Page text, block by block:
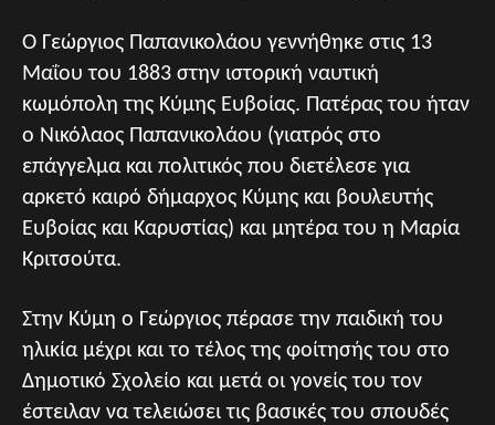
Ο Γεώργιος Παπανικολάου γεννήθηκε στις 13
Μαΐου του 1883 στην ιστορική ναυτική
κωμόπολη της Κύμης Ευβοίας. Πατέρας του ήταν
ο Νικόλαος Παπανικολάου (γιατρός στο
επάγγελμα και πολιτικός που διετέλεσε για
αρκετό καιρό δήμαρχος Κύμης και βουλευτής
Ευβοίας και Καρυστίας) και μητέρα του η Μαρία
Κριτσούτα.
Στην Κύμη ο Γεώργιος πέρασε την παιδική του
ηλικία μέχρι και το τέλος της φοίτησής του στο
Δημοτικό Σχολείο και μετά οι γονείς του τον
έστειλαν να τελειώσει τις βασικές του σπουδές